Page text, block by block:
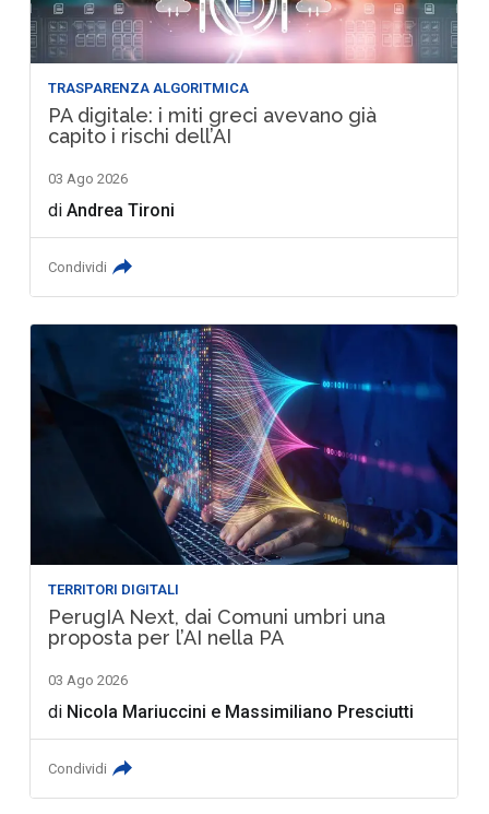
TRASPARENZA ALGORITMICA
PA digitale: i miti greci avevano già
capito i rischi dell’AI
03 Ago 2026
diAndrea Tironi
Condividi
TERRITORI DIGITALI
PerugIA Next, dai Comuni umbri una
proposta per l’AI nella PA
03 Ago 2026
di Nicola Mariuccini e Massimiliano Presciutti
Condividi